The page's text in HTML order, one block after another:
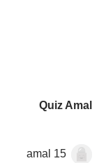
Quiz Amal
العربيةamal 15